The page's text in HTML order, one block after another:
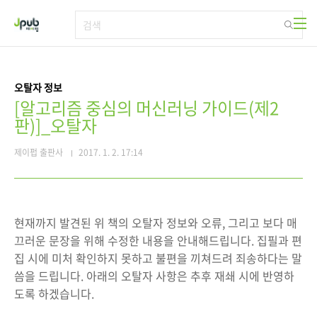
오탈자 정보
[알고리즘 중심의 머신러닝 가이드(제2
판)]_오탈자
제이펍 출판사 2017. 1. 2. 17:14
현재까지 발견된 위 책의 오탈자 정보와 오류, 그리고 보다 매
끄러운 문장을 위해 수정한 내용을 안내해드립니다. 집필과 편
집 시에 미처 확인하지 못하고 불편을 끼쳐드려 죄송하다는 말
씀을 드립니다. 아래의 오탈자 사항은 추후 재쇄 시에 반영하
도록 하겠습니다.